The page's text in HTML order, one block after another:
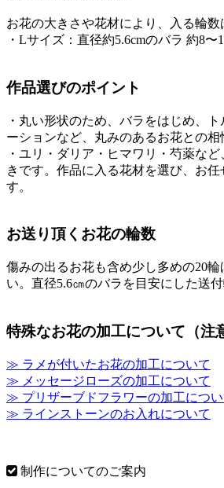
お花の大きさや花材により、入る輪数
・Lサイズ：直径約5.6cmのバラ 約8〜
作品選びのポイント
・丸い形状のため、バラをはじめ、
ーションなど、丸みのあるお花との相
・ユリ・ダリア・ヒマワリ・芍薬な
きです。作品に入る花材を選び、お任
す。
お送り頂くお花の輪数
傷みの出るお花も含め少し多めの20輪
い。直径5.6㎝のバラを目安にした送付
特殊なお花の加工について（注
≫ ラメが付いたお花の加工について
≫ メッセージローズの加工について
≫ プリザーブドフラワーの加工につい
≫ ラインストーンのお入れについて
制作についてのご案内